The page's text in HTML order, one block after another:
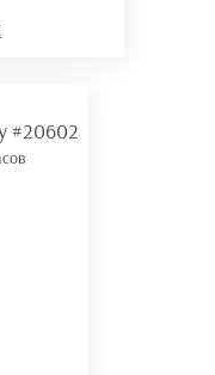
#20602